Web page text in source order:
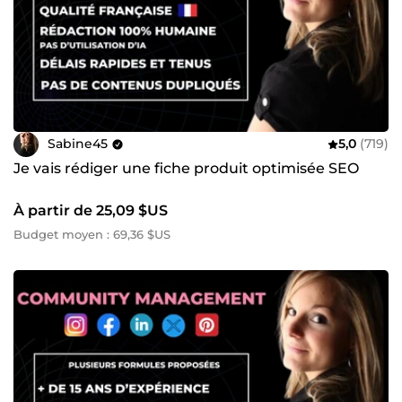
suis toujours partante. Mais au préalable, envoyez moi un
message avant de passer votre commande afin de vous
assurer que je suis bien disponible pour assurer cette
mission.
Merci et à très bientôt :)
Sabine.
Sabine45 5,0 (719)
Je vais rédiger une fiche produit optimisée SEO
À partir de 25,09 $US
Budget moyen : 69,36 $US